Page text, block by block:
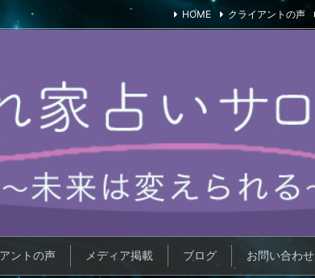
ントの声 メディア掲載 ブログ お問い合わせ
HOME クライアントの声